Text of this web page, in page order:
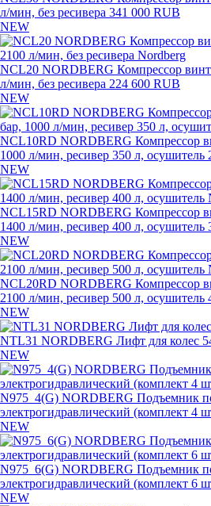
л/мин, без ресивера 341 000 RUB
NEW
NCL20 NORDBERG Компрессор
л/мин, без ресивера 224 600 RUB
NEW
NCL10RD NORDBERG Компрессор
1000 л/мин, ресивер 350 л, осушитель
NEW
NCL15RD NORDBERG Компрессор
1400 л/мин, ресивер 400 л, осушитель
NEW
NCL20RD NORDBERG Компрессор
2100 л/мин, ресивер 500 л, осушитель
NEW
NTL31 NORDBERG Лифт для колес
NEW
N975_4(G) NORDBERG Подъемник
электрогидравлический (комплект 4
NEW
N975_6(G) NORDBERG Подъемник
электрогидравлический (комплект 6
NEW